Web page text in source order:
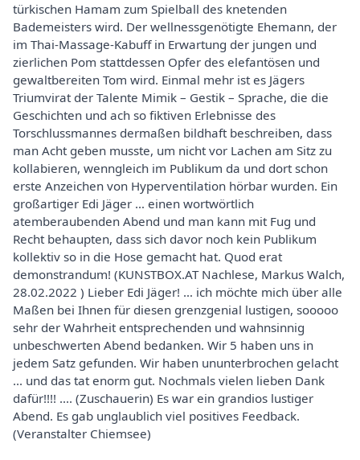
türkischen Hamam zum Spielball des knetenden
Bademeisters wird. Der wellnessgenötigte Ehemann, der
im Thai-Massage-Kabuff in Erwartung der jungen und
zierlichen Pom stattdessen Opfer des elefantösen und
gewaltbereiten Tom wird. Einmal mehr ist es Jägers
Triumvirat der Talente Mimik – Gestik – Sprache, die die
Geschichten und ach so fiktiven Erlebnisse des
Torschlussmannes dermaßen bildhaft beschreiben, dass
man Acht geben musste, um nicht vor Lachen am Sitz zu
kollabieren, wenngleich im Publikum da und dort schon
erste Anzeichen von Hyperventilation hörbar wurden. Ein
großartiger Edi Jäger … einen wortwörtlich
atemberaubenden Abend und man kann mit Fug und
Recht behaupten, dass sich davor noch kein Publikum
kollektiv so in die Hose gemacht hat. Quod erat
demonstrandum! (KUNSTBOX.AT Nachlese, Markus Walch,
28.02.2022 ) Lieber Edi Jäger! … ich möchte mich über alle
Maßen bei Ihnen für diesen grenzgenial lustigen, sooooo
sehr der Wahrheit entsprechenden und wahnsinnig
unbeschwerten Abend bedanken. Wir 5 haben uns in
jedem Satz gefunden. Wir haben ununterbrochen gelacht
... und das tat enorm gut. Nochmals vielen lieben Dank
dafür!!!! .... (Zuschauerin) Es war ein grandios lustiger
Abend. Es gab unglaublich viel positives Feedback.
(Veranstalter Chiemsee)